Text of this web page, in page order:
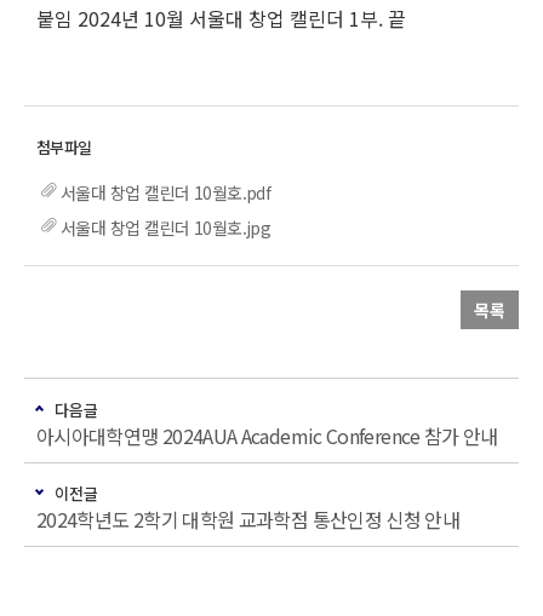
붙임 2024년 10월 서울대 창업 캘린더 1부. 끝
서울대 창업 캘린더 10월호.pdf
서울대 창업 캘린더 10월호.jpg
목록
다음글
아시아대학연맹 2024AUA Academic Conference 참가 안내
이전글
2024학년도 2학기 대학원 교과학점 통산인정 신청 안내